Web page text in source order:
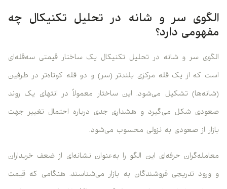
الگوی سر و شانه در تحلیل تکنیکال چه
مفهومی دارد؟
الگوی سر و شانه در تحلیل تکنیکال یک ساختار قیمتی سه‌قله‌ای
است که از یک قله مرکزی بلندتر (سر) و دو قله کوتاه‌تر در طرفین
(شانه‌ها) تشکیل می‌شود. این ساختار معمولاً در انتهای یک روند
صعودی شکل می‌گیرد و هشداری جدی درباره احتمال تغییر جهت
بازار از صعودی به نزولی محسوب می‌شود.
معامله‌گران حرفه‌ای این الگو را به‌عنوان نشانه‌ای از ضعف خریداران
و ورود تدریجی فروشندگان به بازار می‌شناسند. هنگامی که قیمت